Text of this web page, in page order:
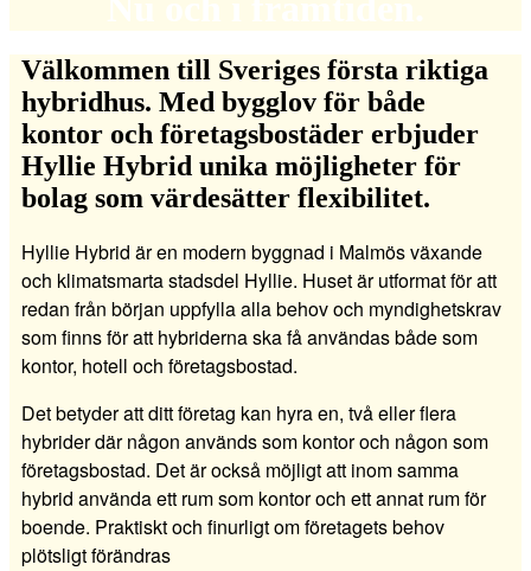
Välkommen till Sveriges första riktiga
hybridhus. Med bygglov för både
kontor och företagsbostäder erbjuder
Hyllie Hybrid unika möjligheter för
bolag som värdesätter flexibilitet.
Hyllie Hybrid är en modern byggnad i Malmös växande
och klimatsmarta stadsdel Hyllie. Huset är utformat för att
redan från början uppfylla alla behov och myndighetskrav
som finns för att hybriderna ska få användas både som
kontor, hotell och företagsbostad.
Det betyder att ditt företag kan hyra en, två eller flera
hybrider där någon används som kontor och någon som
företagsbostad. Det är också möjligt att inom samma
hybrid använda ett rum som kontor och ett annat rum för
boende. Praktiskt och finurligt om företagets behov
plötsligt förändras